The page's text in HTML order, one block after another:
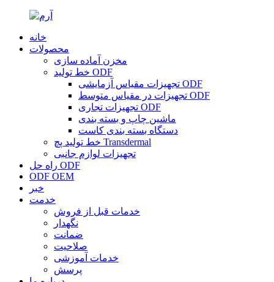
خانه
محصولات
مخزن آماده سازی
خط تولید ODF
تجهیزات مقیاس آزمایشی ODF
تجهیزات در مقیاس متوسط ​​ODF
تجهیزات تجاری ODF
ماشین چاپ و بسته بندی
دستگاه بسته بندی کاست
خط تولید پچ Transdermal
تجهیزات لوازم جانبی
راه حل ODF
ODF OEM
خبر
خدمت
خدمات قبل از فروش
نگهدار
ضمانت
صلاحیت
خدمات آموزشی
پرسش